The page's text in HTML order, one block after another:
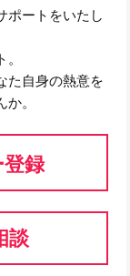
ポートをいたし
た自身の熱意を
。
録
談